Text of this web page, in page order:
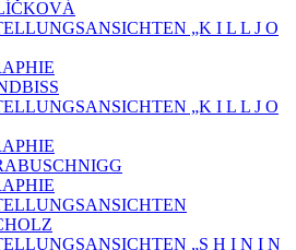
„K I L L J O
„K I L L J O
„S H I N I N